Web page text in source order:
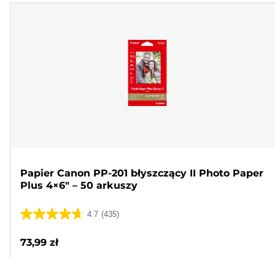
Papier Canon PP-201 błyszczący II Photo Paper
Plus 4×6" – 50 arkuszy
4.7 (435)
4.7
5
73,99 zł